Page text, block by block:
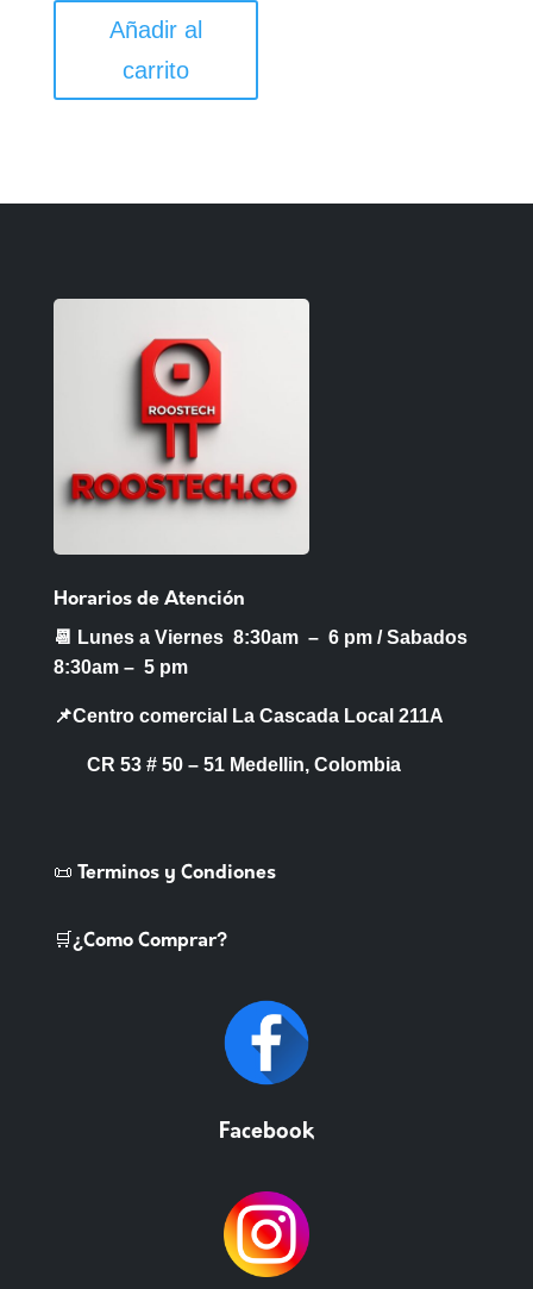
Añadir al
carrito
Horarios de Atención
📆 Lunes a Viernes 8:30am – 6 pm /Sabados
8:30am – 5 pm
📌Centro comercial La Cascada Local 211A
CR 53 # 50 – 51 Medellin, Colombia
📜 Terminos y Condiones
🛒¿Como Comprar?
Facebook